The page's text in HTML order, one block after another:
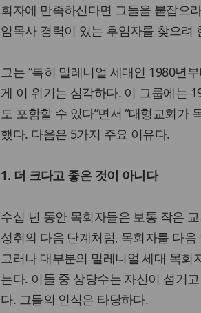
회자에 만족하신다면 그들을 붙잡으
임목사 경력이 있는 후임자를 찾으려
그는 “특히 밀레니얼 세대인 1980년
게 이 위기는 심각하다. 이 그룹에는
도 포함할 수 있다”면서 “대형교회가
했다. 다음은 5가지 주요 이유다.
1. 더 크다고 좋은 것이 아니다
수십 년 동안 목회자들은 보통 작은
성취의 다음 단계처럼, 목회자를 다
그러나 대부분의 밀레니얼 세대 목
는다. 이들 중 상당수는 자신이 섬기
다. 그들의 인식은 타당하다.